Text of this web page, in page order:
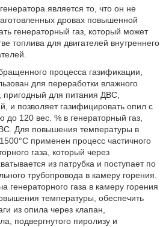
является то, что он не
дровах повышенной
генераторный газ, который может
топлива для двигателей внутреннего
процесса газификации,
для переработки влажного
пригодный для питания ДВС,
и позволяет газифицировать опил с
до 120 вес. % в генераторный газ,
Для повышения температуры в
применен процесс частичного
газа, который через
из патрубка и поступает по
трубопровода в камеру горения.
генераторного газа в камеру горения
температуры, обеспечить
из опила через клапан,
подвергнутого пиролизу и